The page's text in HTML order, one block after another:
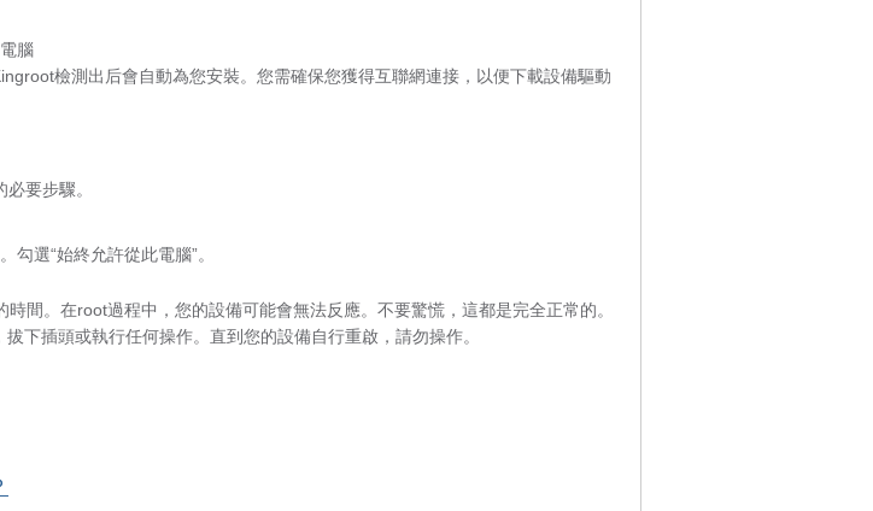
腦
檢測出后會自動為您安裝。您需確保您獲得互聯網連接，以便下載設備驅動
要步驟。
勾選“始終允許從此電腦”。
間。在root過程中，您的設備可能會無法反應。不要驚慌，這都是完全正常的。
下插頭或執行任何操作。直到您的設備自行重啟，請勿操作。